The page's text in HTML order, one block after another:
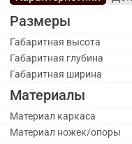
Размеры
Габаритная высота
Габаритная глубина
Габаритная ширина
Материалы
Материал каркаса
Материал ножек/опоры